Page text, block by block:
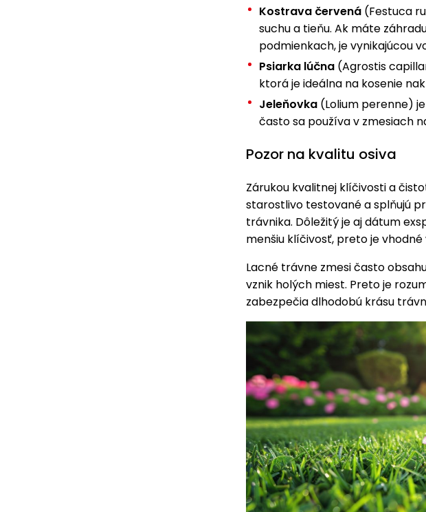
Kostrava červená (Festuca
suchu a tieňu. Ak máte
podmienkach, je vynikajúcou
Psiarka lúčna (Agrostis
ktorá je ideálna na kosenie
Jeleňovka (Lolium perenne)
často sa používa v zmesiach
Pozor na kvalitu osiva
Zárukou kvalitnej klíčivosti a
starostlivo testované a splňujú
trávnika. Dôležitý je aj dátum
menšiu klíčivosť, preto je
Lacné trávne zmesi často
vznik holých miest. Preto je
zabezpečia dlhodobú krásu